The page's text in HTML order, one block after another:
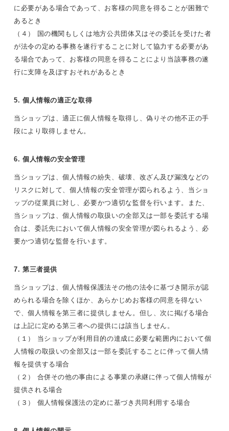
に必要がある場合であって、お客様の同意を得ることが困難で
あるとき
（４） 国の機関もしくは地方公共団体又はその委託を受けた者
が法令の定める事務を遂行することに対して協力する必要があ
る場合であって、お客様の同意を得ることにより当該事務の遂
行に支障を及ぼすおそれがあるとき
5. 個人情報の適正な取得
当ショップは、適正に個人情報を取得し、偽りその他不正の手
段により取得しません。
6. 個人情報の安全管理
当ショップは、個人情報の紛失、破壊、改ざん及び漏洩などの
リスクに対して、個人情報の安全管理が図られるよう、当ショ
ップの従業員に対し、必要かつ適切な監督を行います。また、
当ショップは、個人情報の取扱いの全部又は一部を委託する場
合は、委託先において個人情報の安全管理が図られるよう、必
要かつ適切な監督を行います。
7. 第三者提供
当ショップは、個人情報保護法その他の法令に基づき開示が認
められる場合を除くほか、あらかじめお客様の同意を得ない
で、個人情報を第三者に提供しません。但し、次に掲げる場合
は上記に定める第三者への提供には該当しません。
（１） 当ショップが利用目的の達成に必要な範囲内において個
人情報の取扱いの全部又は一部を委託することに伴って個人情
報を提供する場合
（２） 合併その他の事由による事業の承継に伴って個人情報が
提供される場合
（３） 個人情報保護法の定めに基づき共同利用する場合